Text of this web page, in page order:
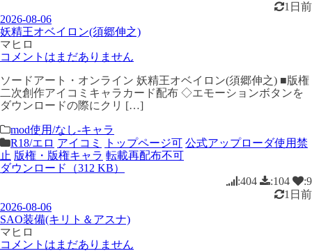
1日前
2026-08-06
妖精王オベイロン(須郷伸之)
マヒロ
コメントはまだありません
ソードアート・オンライン 妖精王オベイロン(須郷伸之) ■版権
二次創作アイコミキャラカード配布 ◇エモーションボタンを
ダウンロードの際にクリ […]
mod使用/なし-キャラ
R18/エロ アイコミ トップページ可 公式アップローダ使用禁
止 版権・版権キャラ 転載再配布不可
ダウンロード（312 KB）
:404
:104
:9
1日前
2026-08-06
SAO装備(キリト＆アスナ)
マヒロ
コメントはまだありません